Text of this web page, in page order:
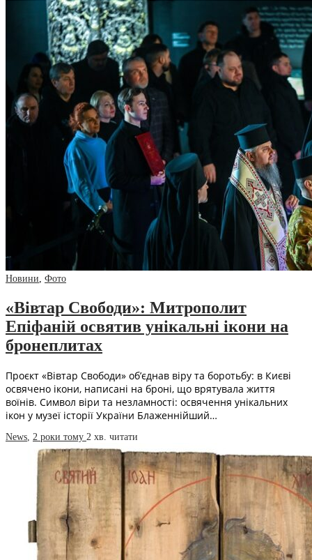
Новини, Фото
«Вівтар Свободи»: Митрополит
Епіфаній освятив унікальні ікони на
бронеплитах
Проєкт «Вівтар Свободи» об’єднав віру та боротьбу: в Києві
освячено ікони, написані на броні, що врятувала життя
воїнів. Символ віри та незламності: освячення унікальних
ікон у музеї історії України Блаженнійший…
News, 2 роки тому 2 хв. читати